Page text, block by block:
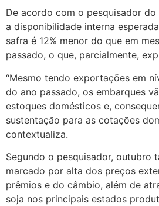
De acordo com o pesquisador do
a disponibilidade interna
safra é 12% menor do que em
passado, o que, parcialmente,
“Mesmo tendo exportações em
do ano passado, os embarques
estoques domésticos e,
sustentação para as cotações
contextualiza.
Segundo o pesquisador, outubro
marcado por alta dos preços
prêmios e do câmbio, além de
soja nos principais estados